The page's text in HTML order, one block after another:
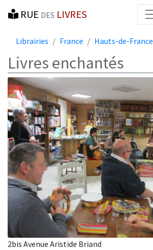
RUE DES LIVRES
Librairies France Hauts-de-France
Livres enchantés
2bis Avenue Aristide Briand